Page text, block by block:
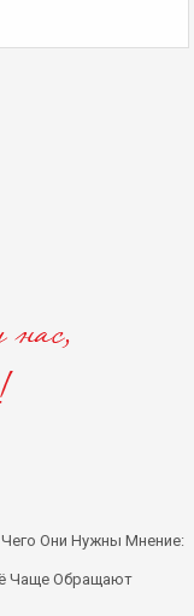
Они Нужны Мнение:
Чаще Обращают